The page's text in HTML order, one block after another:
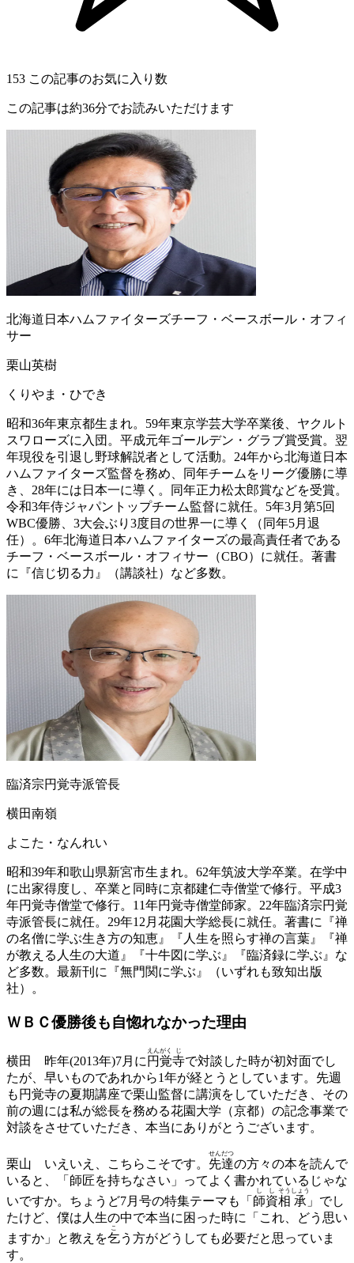
153 この記事のお気に入り数
この記事は約36分でお読みいただけます
北海道日本ハムファイターズチーフ・ベースボール・オフィ
サー
栗山英樹
くりやま・ひでき
昭和36年東京都生まれ。59年東京学芸大学卒業後、ヤクルト
スワローズに入団。平成元年ゴールデン・グラブ賞受賞。翌
年現役を引退し野球解説者として活動。24年から北海道日本
ハムファイターズ監督を務め、同年チームをリーグ優勝に導
き、28年には日本一に導く。同年正力松太郎賞などを受賞。
令和3年侍ジャパントップチーム監督に就任。5年3月第5回
WBC優勝、3大会ぶり3度目の世界一に導く（同年5月退
任）。6年北海道日本ハムファイターズの最高責任者である
チーフ・ベースボール・オフィサー（CBO）に就任。著書
に『信じ切る力』（講談社）など多数。
臨済宗円覚寺派管長
横田南嶺
よこた・なんれい
昭和39年和歌山県新宮市生まれ。62年筑波大学卒業。在学中
に出家得度し、卒業と同時に京都建仁寺僧堂で修行。平成3
年円覚寺僧堂で修行。11年円覚寺僧堂師家。22年臨済宗円覚
寺派管長に就任。29年12月花園大学総長に就任。著書に『禅
の名僧に学ぶ生き方の知恵』『人生を照らす禅の言葉』『禅
が教える人生の大道』『十牛図に学ぶ』『臨済録に学ぶ』な
ど多数。最新刊に『無門関に学ぶ』（いずれも致知出版
社）。
ＷＢＣ優勝後も自惚れなかった理由
横田 昨年(2013年)7月に 円
えん
覚
がく
寺
じ
で対談した時が初対面でし
たが、早いものであれから1年が経とうとしています。先週
も円覚寺の夏期講座で栗山監督に講演をしていただき、その
前の週には私が総長を務める花園大学（京都）の記念事業で
対談をさせていただき、本当にありがとうございます。
栗山 いえいえ、こちらこそです。 先達
せんだつ
の方々の本を読んで
いると、「師匠を持ちなさい」ってよく書かれているじゃな
いですか。ちょうど7月号の特集テーマも「 師
し
資
し
相
そう
承
しょう
」でし
たけど、僕は人生の中で本当に困った時に「これ、どう思い
ますか」と教えを乞
こ
う方がどうしても必要だと思っていま
す。